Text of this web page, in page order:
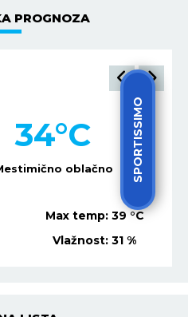
SPORTISSIMO
PROGNOZA
oblačno
32°C
Max temp: 37 °C
Vlažnost: 27 %